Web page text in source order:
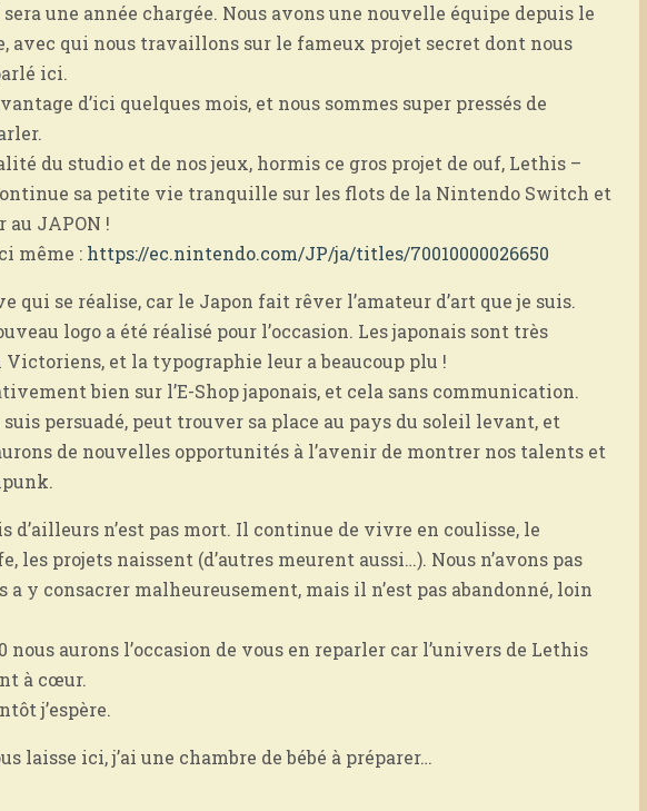
sera une année chargée. Nous avons une nouvelle équipe depuis le
avec qui nous travaillons sur le fameux projet secret dont nous
ici.
d’ici quelques mois, et nous sommes super pressés de
du studio et de nos jeux, hormis ce gros projet de ouf, Lethis –
sa petite vie tranquille sur les flots de la Nintendo Switch et
au JAPON !
même : https://ec.nintendo.com/JP/ja/titles/70010000026650
qui se réalise, car le Japon fait rêver l’amateur d’art que je suis.
logo a été réalisé pour l’occasion. Les japonais sont très
et la typographie leur a beaucoup plu !
bien sur l’E-Shop japonais, et cela sans communication.
suis persuadé, peut trouver sa place au pays du soleil levant, et
de nouvelles opportunités à l’avenir de montrer nos talents et
d’ailleurs n’est pas mort. Il continue de vivre en coulisse, le
les projets naissent (d’autres meurent aussi…). Nous n’avons pas
a y consacrer malheureusement, mais il n’est pas abandonné, loin
nous aurons l’occasion de vous en reparler car l’univers de Lethis
à cœur.
j’espère.
laisse ici, j’ai une chambre de bébé à préparer…